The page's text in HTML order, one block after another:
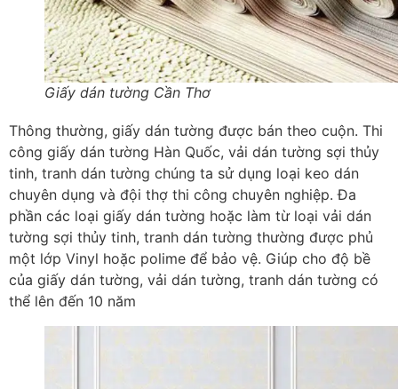
Giấy dán tường Cần Thơ
Thông thường, giấy dán tường được bán theo cuộn. Thi
công giấy dán tường Hàn Quốc, vải dán tường sợi thủy
tinh, tranh dán tường chúng ta sử dụng loại keo dán
chuyên dụng và đội thợ thi công chuyên nghiệp. Đa
phần các loại giấy dán tường hoặc làm từ loại vải dán
tường sợi thủy tinh, tranh dán tường thường được phủ
một lớp Vinyl hoặc polime để bảo vệ. Giúp cho độ bề
của giấy dán tường, vải dán tường, tranh dán tường có
thể lên đến 10 năm